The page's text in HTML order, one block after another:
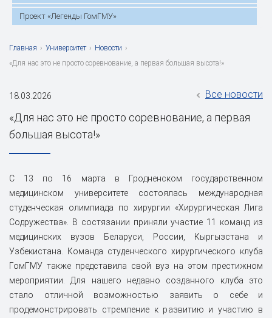
Проект «Легенды ГомГМУ»
Главная › Университет › Новости ›
«Для нас это не просто соревнование, а первая большая высота!»
18.03.2026 Все новости
«Для нас это не просто соревнование, а первая
большая высота!»
С 13 по 16 марта в Гродненском государственном
медицинском университете состоялась международная
студенческая олимпиада по хирургии «Хирургическая Лига
Содружества». В состязании приняли участие 11 команд из
медицинских вузов Беларуси, России, Кыргызстана и
Узбекистана. Команда студенческого хирургического клуба
ГомГМУ также представила свой вуз на этом престижном
мероприятии. Для нашего недавно созданного клуба это
стало отличной возможностью заявить о себе и
продемонстрировать стремление к развитию и участию в